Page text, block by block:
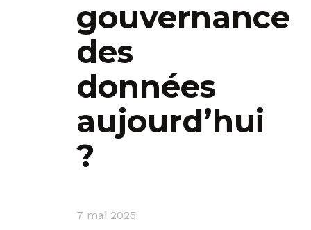
gouvernance
des
données
aujourd’hui
?
7 mai 2025